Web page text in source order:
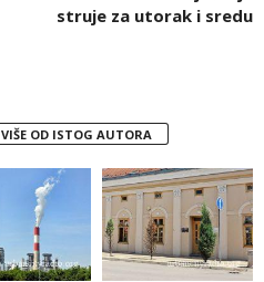
struje za utorak i sredu
VIŠE OD ISTOG AUTORA